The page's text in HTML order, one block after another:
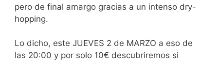
pero de final amargo gracias a un intenso dry-
hopping.
Lo dicho, este JUEVES 2 de MARZO a eso de
las 20:00 y por solo 10€ descubriremos si